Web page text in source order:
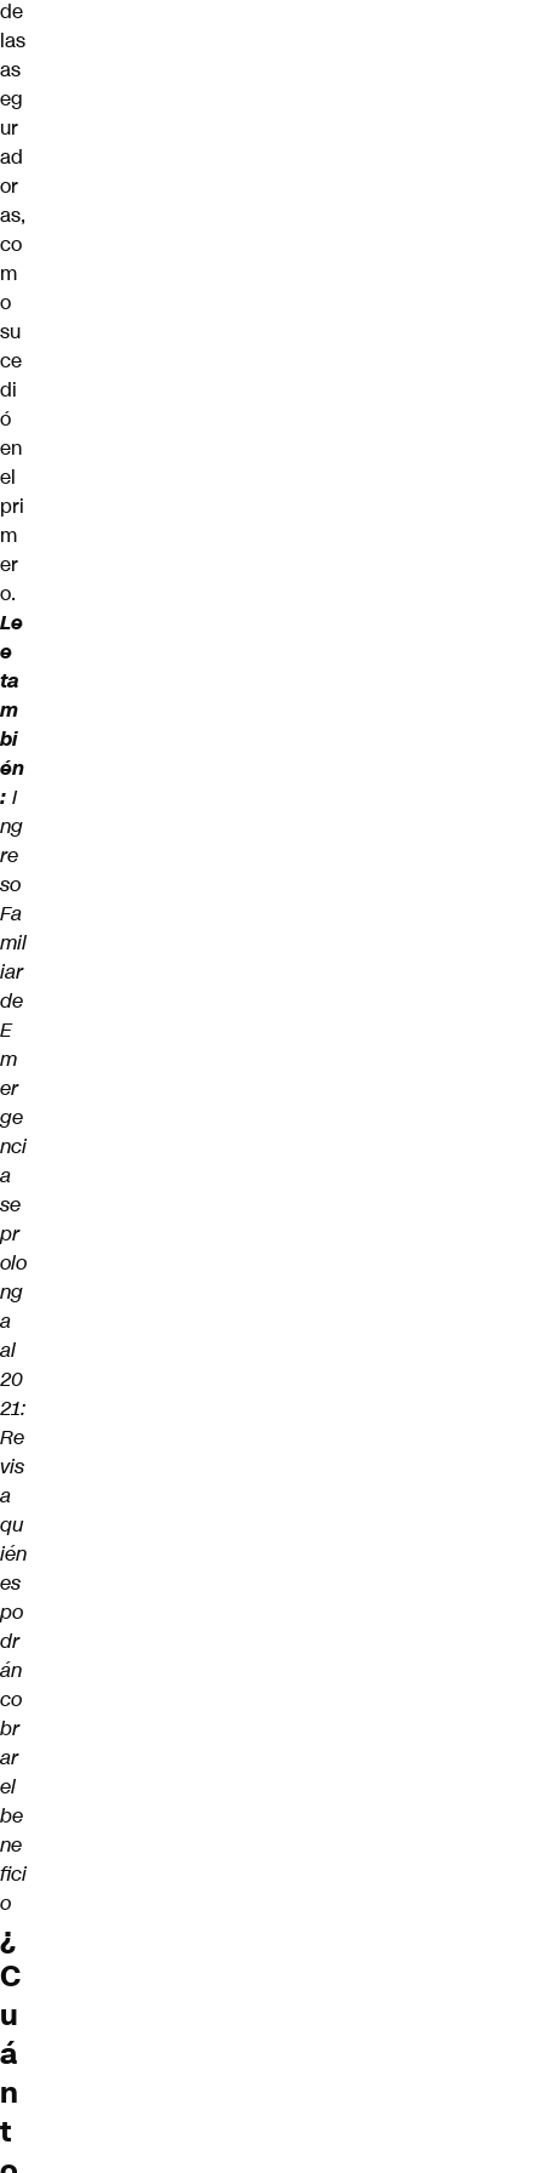
de
las
as
eg
ur
ad
or
as,
co
m
o
su
ce
di
ó
en
el
pri
m
er
o.
Le
e
ta
m
bi
én
: I
ng
re
so
Fa
mil
iar
de
E
m
er
ge
nci
a
se
pr
olo
ng
a
al
20
21:
Re
vis
a
qu
ién
es
po
dr
án
co
br
ar
el
be
ne
fici
o
¿
C
u
á
n
t